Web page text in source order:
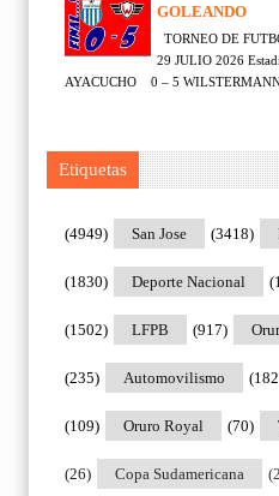
GOLEANDO
TORNEO DE
29 JULIO 2026
AYACUCHO 0 – 5 WILSTERMANN
Etiquetas
San Jose
(4949) (3418)
Deporte Nacional
(1830)
LFPB
(1502) (917)
Automovilismo
(235)
Oruro Royal
(109) (70)
Copa Sudamericana
(26)